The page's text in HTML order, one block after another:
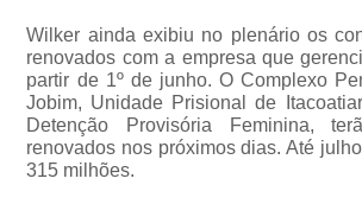
Wilker ainda exibiu no plenário os
renovados com a empresa que
partir de 1º de junho. O Complexo
Jobim, Unidade Prisional de
Detenção Provisória Feminina,
renovados nos próximos dias. Até
315 milhões.